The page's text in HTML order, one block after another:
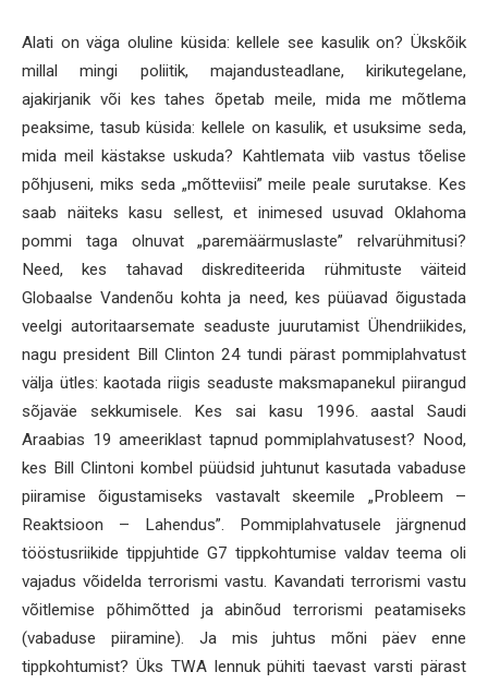
Alati on väga oluline küsida: kellele see kasulik on? Ükskõik
millal mingi poliitik, majandusteadlane, kirikutegelane,
ajakirjanik või kes tahes õpetab meile, mida me mõtlema
peaksime, tasub küsida: kellele on kasulik, et usuksime seda,
mida meil kästakse uskuda? Kahtlemata viib vastus tõelise
põhjuseni, miks seda „mõtteviisi” meile peale surutakse. Kes
saab näiteks kasu sellest, et inimesed usuvad Oklahoma
pommi taga olnuvat „paremäärmuslaste” relvarühmitusi?
Need, kes tahavad diskrediteerida rühmituste väiteid
Globaalse Vandenõu kohta ja need, kes püüavad õigustada
veelgi autoritaarsemate seaduste juurutamist Ühendriikides,
nagu president Bill Clinton 24 tundi pärast pommiplahvatust
välja ütles: kaotada riigis seaduste maksmapanekul piirangud
sõjaväe sekkumisele. Kes sai kasu 1996. aastal Saudi
Araabias 19 ameeriklast tapnud pommiplahvatusest? Nood,
kes Bill Clintoni kombel püüdsid juhtunut kasutada vabaduse
piiramise õigustamiseks vastavalt skeemile „Probleem –
Reaktsioon – Lahendus”. Pommiplahvatusele järgnenud
tööstusriikide tippjuhtide G7 tippkohtumise valdav teema oli
vajadus võidelda terrorismi vastu. Kavandati terrorismi vastu
võitlemise põhimõtted ja abinõud terrorismi peatamiseks
(vabaduse piiramine). Ja mis juhtus mõni päev enne
tippkohtumist? Üks TWA lennuk pühiti taevast varsti pärast